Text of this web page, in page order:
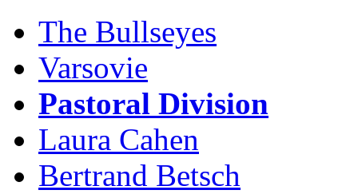
The Bullseyes
Varsovie
Pastoral Division
Laura Cahen
Bertrand Betsch